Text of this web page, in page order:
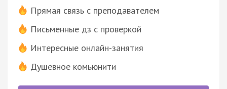
Прямая связь с преподавателем
Письменные дз с проверкой
Интересные онлайн-занятия
Душевное комьюнити